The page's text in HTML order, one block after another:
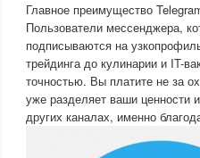
Главное преимущество
Пользователи мессенджера,
подписываются на
трейдинга до кулинарии и IT-
точностью. Вы платите не за
уже разделяет ваши ценности
других каналах, именно